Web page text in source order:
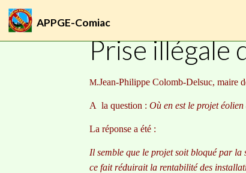
APPGE-Comiac
Accueil
Prise illégale
M.Jean-Philippe Colomb-Delsuc, maire
A la question :Où en est le projet
La réponse a été :
Il semble que le projet soit bloqué par
ce fait réduirait la rentabilité des